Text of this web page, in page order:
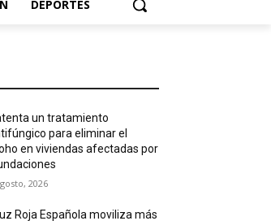
DEPORTES
un tratamiento
para eliminar el
en viviendas afectadas por
2026
Roja Española moviliza más